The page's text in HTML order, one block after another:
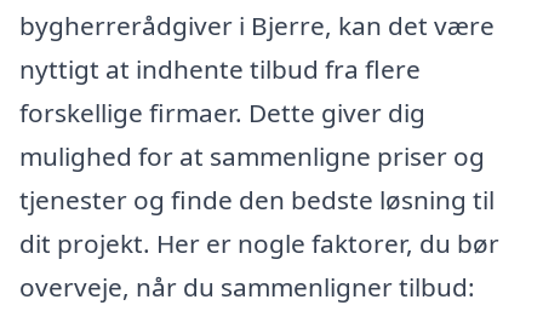
bygherrerådgiver i Bjerre, kan det være
nyttigt at indhente tilbud fra flere
forskellige firmaer. Dette giver dig
mulighed for at sammenligne priser og
tjenester og finde den bedste løsning til
dit projekt. Her er nogle faktorer, du bør
overveje, når du sammenligner tilbud: